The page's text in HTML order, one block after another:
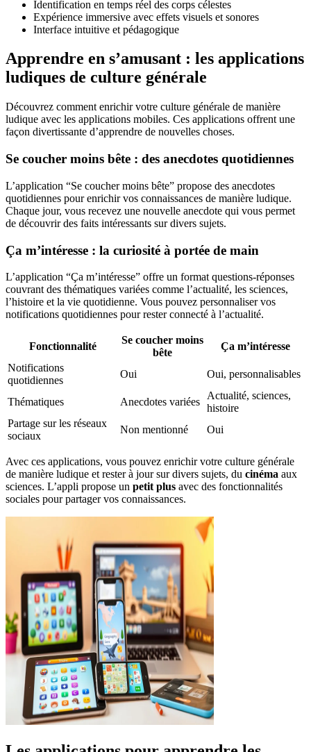
Identification en temps réel des corps célestes
Expérience immersive avec effets visuels et sonores
Interface intuitive et pédagogique
Apprendre en s’amusant : les applications
ludiques de culture générale
Découvrez comment enrichir votre culture générale de manière
ludique avec les applications mobiles. Ces applications offrent une
façon divertissante d’apprendre de nouvelles choses.
Se coucher moins bête : des anecdotes quotidiennes
L’application “Se coucher moins bête” propose des anecdotes
quotidiennes pour enrichir vos connaissances de manière ludique.
Chaque jour, vous recevez une nouvelle anecdote qui vous permet
de découvrir des faits intéressants sur divers sujets.
Ça m’intéresse : la curiosité à portée de main
L’application “Ça m’intéresse” offre un format questions-réponses
couvrant des thématiques variées comme l’actualité, les sciences,
l’histoire et la vie quotidienne. Vous pouvez personnaliser vos
notifications quotidiennes pour rester connecté à l’actualité.
Fonctionnalité
Se coucher moins
bête
Ça m’intéresse
Notifications
quotidiennes
Oui Oui, personnalisables
Thématiques Anecdotes variées
Actualité, sciences,
histoire
Partage sur les réseaux
sociaux
Non mentionné Oui
Avec ces applications, vous pouvez enrichir votre culture générale
de manière ludique et rester à jour sur divers sujets, du cinéma aux
sciences. L’appli propose un petit plus avec des fonctionnalités
sociales pour partager vos connaissances.